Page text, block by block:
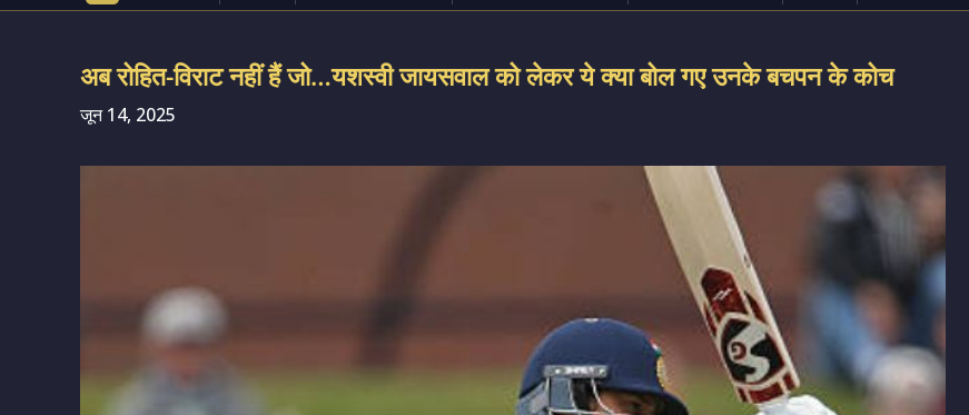
अब रोहित-विराट नहीं हैं जो…यशस्वी जायसवाल को लेकर ये क्या बोल गए उनके बचपन के कोच
जून 14, 2025